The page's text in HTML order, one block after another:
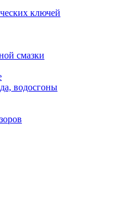
ключей
смазки
водосгоны